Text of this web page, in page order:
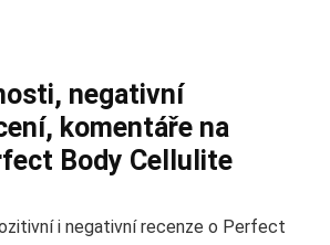
negativní
komentáře na
Body Cellulite
i negativní recenze o Perfect